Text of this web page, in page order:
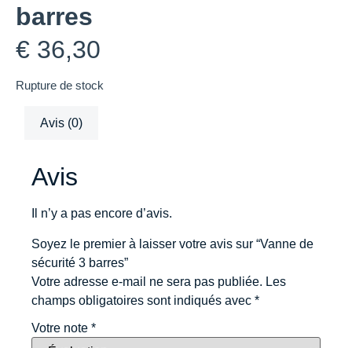
barres
€ 36,30
Rupture de stock
Avis (0)
Avis
Il n’y a pas encore d’avis.
Soyez le premier à laisser votre avis sur “Vanne de
sécurité 3 barres”
Votre adresse e-mail ne sera pas publiée. Les
champs obligatoires sont indiqués avec *
Votre note *